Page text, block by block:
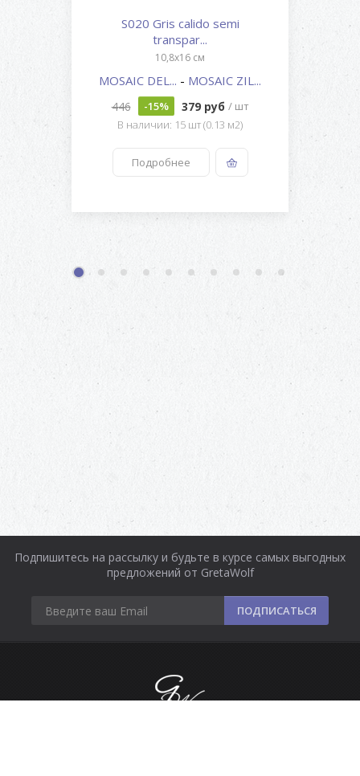
S020 Gris calido semi
transpar...
10,8x16 см
MOSAIC DEL... - MOSAIC ZIL...
446 -15% 379 руб / шт
В наличии: 15 шт (0.13 м2)
Подробнее
1 2 3 4 5 6 7 8 9 10
Подпишитесь на рассылку и будьте в курсе самых выгодных
предложений от GretaWolf
ПОДПИСАТЬСЯ